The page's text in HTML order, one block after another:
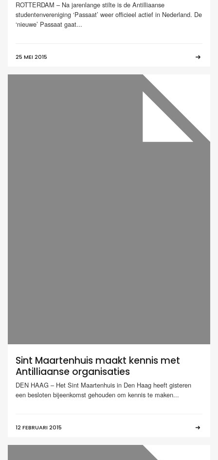
ROTTERDAM – Na jarenlange stilte is de Antilliaanse
studentenvereniging ‘Passaat’ weer officieel actief in Nederland. De
‘nieuwe’ Passaat gaat...
25 MEI 2015
Sint Maartenhuis maakt kennis met
Antilliaanse organisaties
DEN HAAG – Het Sint Maartenhuis in Den Haag heeft gisteren
een besloten bijeenkomst gehouden om kennis te maken...
12 FEBRUARI 2015